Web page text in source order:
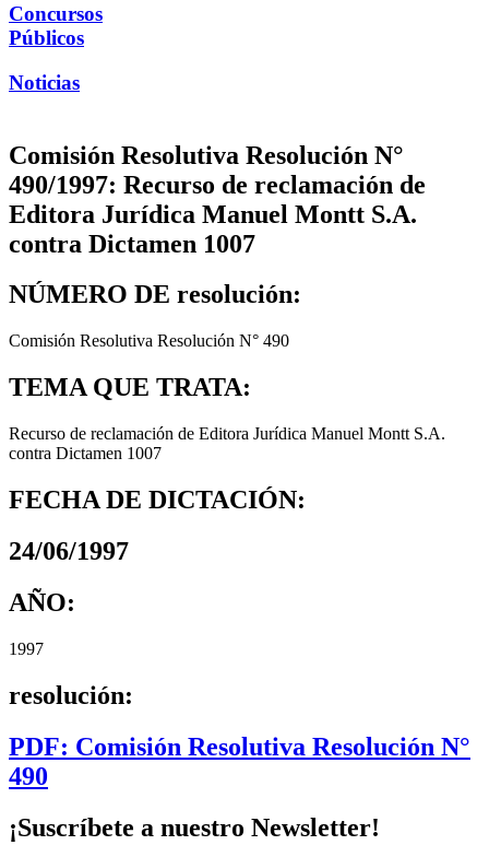
Concursos
Públicos
Noticias
Comisión Resolutiva Resolución N°
490/1997: Recurso de reclamación de
Editora Jurídica Manuel Montt S.A.
contra Dictamen 1007
NÚMERO DE resolución:
Comisión Resolutiva Resolución N° 490
TEMA QUE TRATA:
Recurso de reclamación de Editora Jurídica Manuel Montt S.A.
contra Dictamen 1007
FECHA DE DICTACIÓN:
24/06/1997
AÑO:
1997
resolución:
PDF: Comisión Resolutiva Resolución N°
490
¡Suscríbete a nuestro Newsletter!